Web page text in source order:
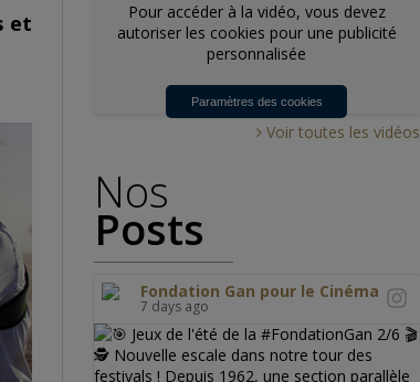
et
Pour accéder à la vidéo, vous devez
autoriser les cookies pour une publicité
personnalisée
Paramètres des cookies
Voir toutes les vidéos
Nos
Posts
Fondation Gan pour le Cinéma
7 days ago